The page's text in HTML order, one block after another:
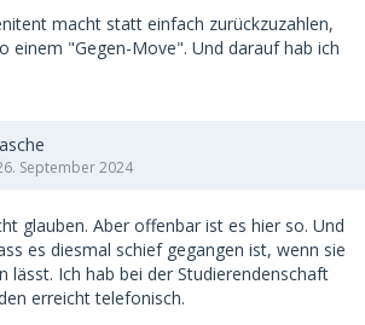
macht statt einfach zurückzuzahlen,
einem "Gegen-Move". Und darauf hab ich
September 2024
glauben. Aber offenbar ist es hier so. Und
es diesmal schief gegangen ist, wenn sie
lässt. Ich hab bei der Studierendenschaft
erreicht telefonisch.